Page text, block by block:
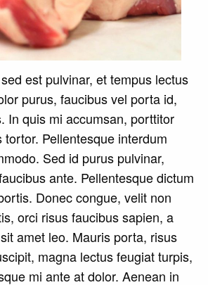
est pulvinar, et tempus lectus
purus, faucibus vel porta id,
In quis mi accumsan, porttitor
Pellentesque interdum
Sed id purus pulvinar,
ante. Pellentesque dictum
Donec congue, velit non
orci risus faucibus sapien, a
amet leo. Mauris porta, risus
magna lectus feugiat turpis,
mi ante at dolor. Aenean in